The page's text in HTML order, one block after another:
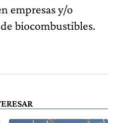
empresas y/o
biocombustibles.